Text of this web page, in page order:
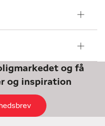
og få
og inspiration